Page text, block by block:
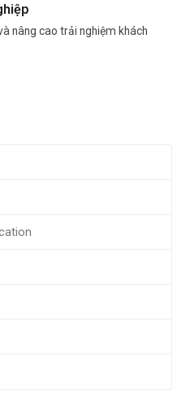
nâng cao trải nghiệm khách